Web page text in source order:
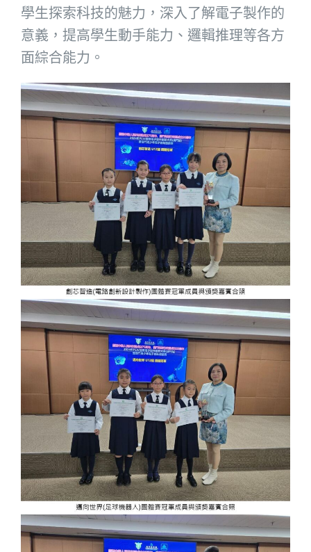
學生探索科技的魅力，深入了解電子製作的
意義，提高學生動手能力、邏輯推理等各方
面綜合能力。